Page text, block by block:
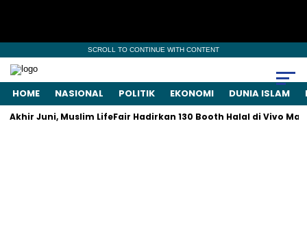
SCROLL TO CONTINUE WITH CONTENT
HOME NASIONAL POLITIK EKONOMI DUNIA ISLAM
Juni, Muslim LifeFair Hadirkan 130 Booth Halal di Vivo Mall